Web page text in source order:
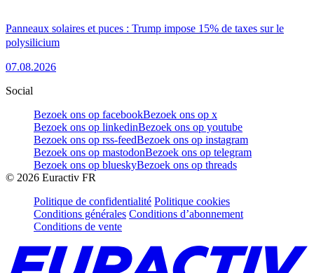
Panneaux solaires et puces : Trump impose 15% de taxes sur le
polysilicium
07.08.2026
Social
Bezoek ons op facebookBezoek ons op x
Bezoek ons op linkedinBezoek ons op youtube
Bezoek ons op rss-feedBezoek ons op instagram
Bezoek ons op mastodonBezoek ons op telegram
Bezoek ons op blueskyBezoek ons op threads
© 2026 Euractiv FR
Politique de confidentialité Politique cookies
Conditions générales Conditions d’abonnement
Conditions de vente